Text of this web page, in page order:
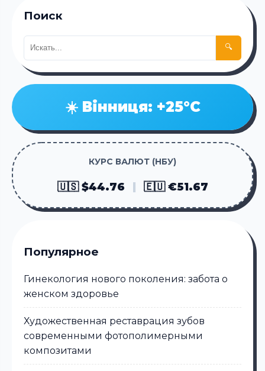
Поиск
🔍
☀️ Вінниця: +25°C
КУРС ВАЛЮТ (НБУ)
🇺🇸 $44.76 🇪🇺 €51.67
Популярное
Гинекология нового поколения: забота о
женском здоровье
Художественная реставрация зубов
современными фотополимерными
композитами